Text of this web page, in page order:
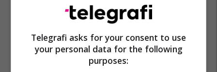
Telegrafi asks for your consent to use
your personal data for the following
purposes: